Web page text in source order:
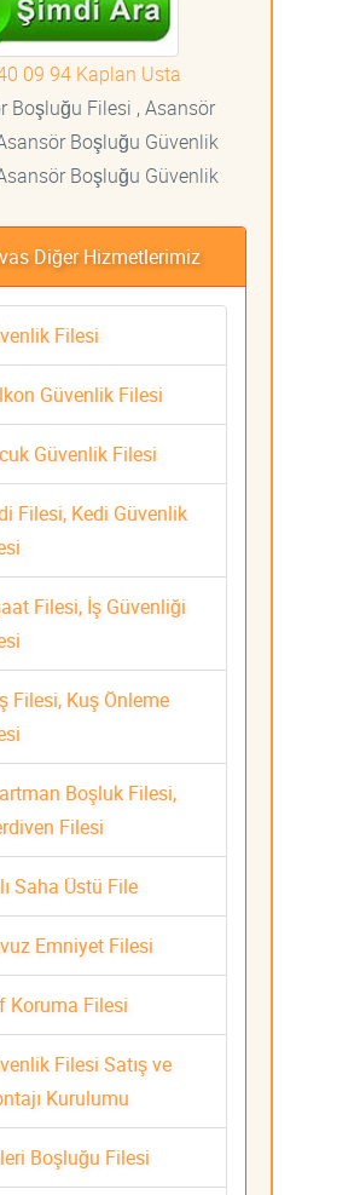
09 94 Kaplan Usta
Boşluğu Filesi , Asansör
Boşluğu Güvenlik
Boşluğu Güvenlik
Diğer Hizmetlerimiz
Filesi
Güvenlik Filesi
Güvenlik Filesi
Filesi, Kedi Güvenlik
Filesi, İş Güvenliği
Filesi, Kuş Önleme
Boşluk Filesi,
Filesi
Saha Üstü File
Emniyet Filesi
Koruma Filesi
Filesi Satış ve
Kurulumu
Boşluğu Filesi